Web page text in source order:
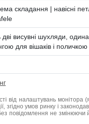
складання | навісні
висувні шухляди,
для вішаків і поличкою
від налаштувань монітора
згідно умов ринку і
повідомлення не змінюючи